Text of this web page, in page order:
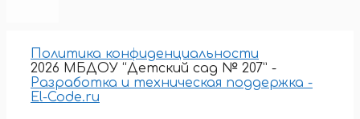
Политика конфиденциальности
2026 МБДОУ “Детский сад № 207” -
Разработка и техническая поддержка -
El-Code.ru